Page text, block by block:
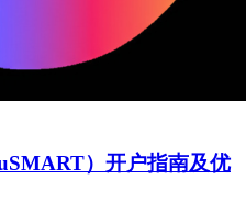
）开户指南及优